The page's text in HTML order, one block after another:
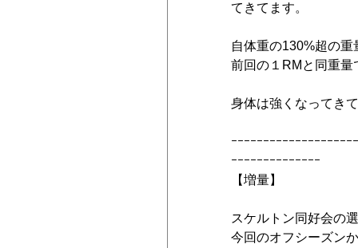
てきてます。
自体重の130%超の
前回の１RMと同重
身体は強くなってき
ｰｰｰｰｰｰｰｰｰｰｰｰｰｰｰｰｰｰｰ
ｰｰｰｰｰｰｰｰｰｰｰｰｰｰ
【増量】
スケルトン同好会の
今回のオフシーズン